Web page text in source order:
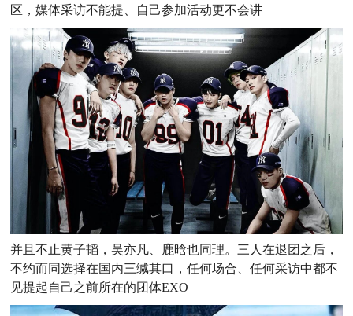
区，媒体采访不能提、自己参加活动更不会讲
并且不止黄子韬，吴亦凡、鹿晗也同理。 三人在退团之后，
不约而同选择在国内三缄其口，任何场合、任何采访中都不
见提起自己之前所在的团体EXO